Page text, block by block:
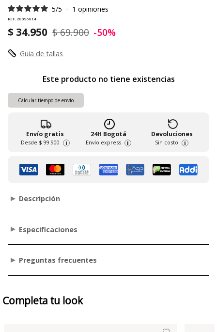
5/5 - 1 opiniones
REF. 28096614
$ 34.950 $ 69.900 -50%
Guia de tallas
Este producto no tiene existencias
Calcular tiempo de envío
Envío gratis
Desde $ 99.900 i
24H Bogotá
Envío express i
Devoluciones
Sin costo i
Descripción
Especificaciones
Preguntas frecuentes
Completa tu look